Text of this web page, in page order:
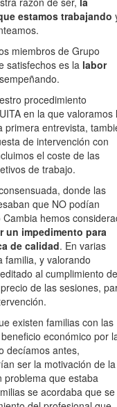
estamos trabajando
miembros de Grupo
satisfechos es la labor
procedimiento
en la que valoramos
primera entrevista,
de intervención con
el coste de las
de trabajo.
donde las
que NO podían
hemos
un impedimento para
de calidad. En varias
familia, y valorando
al cumplimiento de
de las sesiones,
existen familias con las
económico por
decíamos antes,
ser la motivación de la
problema que estaba
se acordaba que se